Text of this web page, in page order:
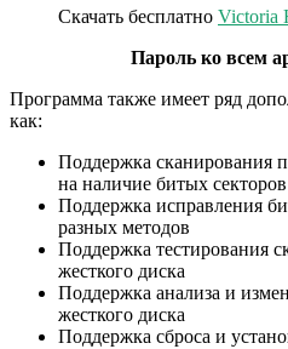
Скачать бесплатно Victoria
Пароль ко всем
Программа также имеет ряд
как:
Поддержка сканирования
на наличие битых секторов
Поддержка исправления
разных методов
Поддержка тестирования
жесткого диска
Поддержка анализа и
жесткого диска
Поддержка сброса и